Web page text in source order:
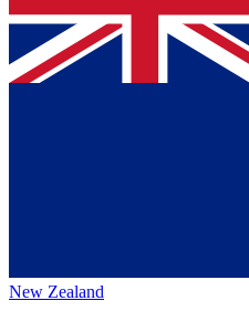
New Zealand